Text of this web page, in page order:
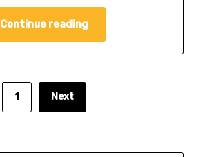
Continue reading
1 Next